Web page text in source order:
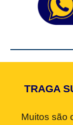
TRAGA
Muitos são